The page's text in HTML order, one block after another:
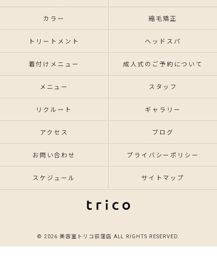
カラー 縮毛矯正
トリートメント ヘッドスパ
着付けメニュー 成人式のご予約について
メニュー スタッフ
リクルート ギャラリー
アクセス ブログ
お問い合わせ プライバシーポリシー
スケジュール サイトマップ
© 2026 美容室トリコ荻窪店 ALL RIGHTS RESERVED.